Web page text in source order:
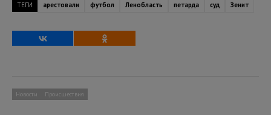
ТЕГИ арестовали футбол Ленобласть петарда суд Зенит
Новости Происшествия